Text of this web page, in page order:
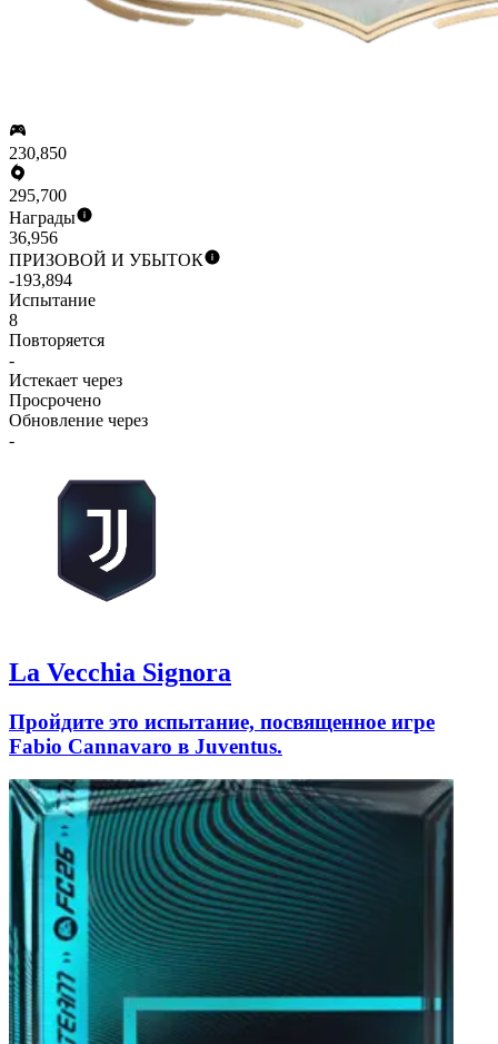
230,850
295,700
Награды
36,956
ПРИЗОВОЙ И УБЫТОК
-193,894
Испытание
8
Повторяется
-
Истекает через
Просрочено
Обновление через
-
La Vecchia Signora
Пройдите это испытание, посвященное игре
Fabio Cannavaro в Juventus.